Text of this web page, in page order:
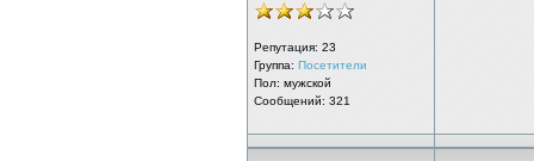
Репутация: 23
Группа: Посетители
Пол: мужской
Сообщений: 321